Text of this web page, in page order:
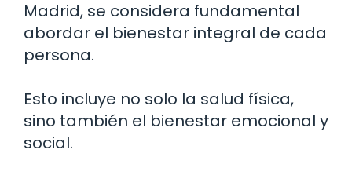
Madrid, se considera fundamental
abordar el bienestar integral de cada
persona.
Esto incluye no solo la salud física,
sino también el bienestar emocional y
social.